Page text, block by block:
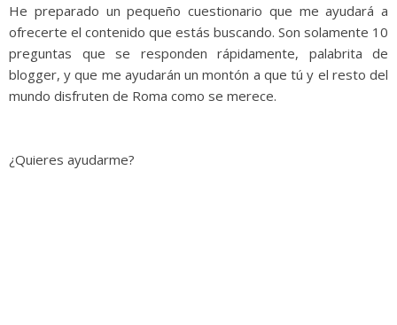
He preparado un pequeño cuestionario que me ayudará a
ofrecerte el contenido que estás buscando. Son solamente 10
preguntas que se responden rápidamente, palabrita de
blogger, y que me ayudarán un montón a que tú y el resto del
mundo disfruten de Roma como se merece.
¿Quieres ayudarme?